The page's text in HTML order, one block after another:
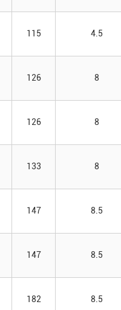
115 4.5
126 8
126 8
133 8
147 8.5
147 8.5
182 8.5